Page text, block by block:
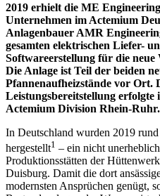
2019 erhielt die ME
Unternehmen im Actemium
Anlagenbauer AMR
gesamten elektrischen Liefer-
Softwareerstellung für die
Die Anlage ist Teil der beiden
Pfannenaufheizstände vor Ort.
Leistungsbereitstellung erfolgte
Actemium Division Rhein-Ruhr.
In Deutschland wurden 2019
hergestellt1 – ein nicht
Produktionsstätten der
Duisburg. Damit die dort
modernsten Ansprüchen genügt,